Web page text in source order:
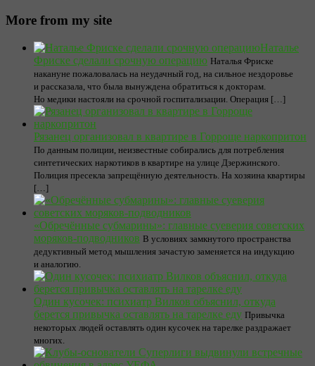
More from my site
Наталье
Фриске сделали срочную операцию Наталья Фриске
накануне пожаловалась на неудачный год, на сильное нездоровье
и рассказала, что была вынуждена обратиться к докторам.
Но медики настояли на срочной госпитализации. Операция […]
Рязанец организовал в квартире в Горроще наркопритон
По данным полиции, неизвестные собирались для потребления
синтетических наркотиков в квартире на улице Дзержинского.
Полиция пресекла запрещённую деятельность. На хозяина квартиры
[…]
«Обречённые субмарины»: главные суеверия советских
моряков-подводников В условиях замкнутого пространства
дедуктивный метод мышления зачастую заменяется на индукцию
и аналогию.
Один кусочек: психиатр Вилков объяснил, откуда
берется привычка оставлять на тарелке еду Привычка
некоторых людей оставлять один кусочек на тарелке раздражает
многих.